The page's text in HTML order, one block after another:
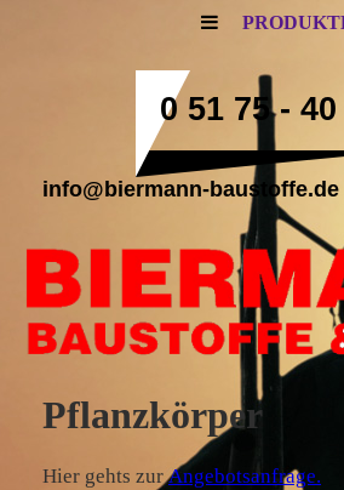
0 51 75 -
info@biermann-baustoffe.de
Pflanzkörper
Hier gehts zurAngebotsanfrage.